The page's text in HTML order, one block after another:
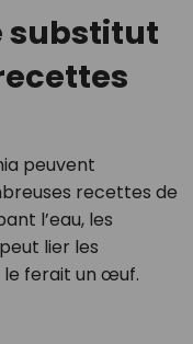
substitut
peuvent
recettes de
l’eau, les
lier les
ferait un œuf.